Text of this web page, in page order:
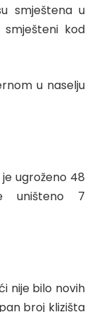
smještena u
kod
u naselju
ugroženo 48
uništeno 7
nije bilo novih
broj klizišta